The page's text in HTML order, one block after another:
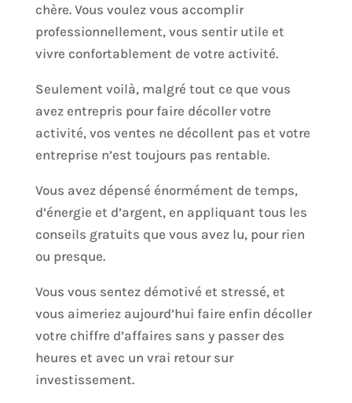
chère. Vous voulez vous accomplir
professionnellement, vous sentir utile et
vivre confortablement de votre activité.
Seulement voilà, malgré tout ce que vous
avez entrepris pour faire décoller votre
activité, vos ventes ne décollent pas et votre
entreprise n’est toujours pas rentable.
Vous avez dépensé énormément de temps,
d’énergie et d’argent, en appliquant tous les
conseils gratuits que vous avez lu, pour rien
ou presque.
Vous vous sentez démotivé et stressé, et
vous aimeriez aujourd’hui faire enfin décoller
votre chiffre d’affaires sans y passer des
heures et avec un vrai retour sur
investissement.